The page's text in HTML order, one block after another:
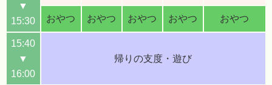
▼
15:30
おやつ おやつ おやつ おやつ おやつ
15:40
▼
16:00
帰りの支度・遊び